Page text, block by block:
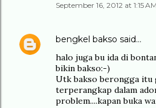
September 16, 2012 at 1:15 AM
bengkel bakso said…
halo juga bu ida di
bikin bakso:-)
Utk bakso berongga itu
terperangkap dalam
problem....kapan buka